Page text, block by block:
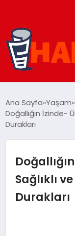
GÜNDEM
EĞITIM
SOSYAL MEDYA
Ana Sayfa Yaşam
Doğallığın İzinde-
Durakları
Sağlıklı
Durakları